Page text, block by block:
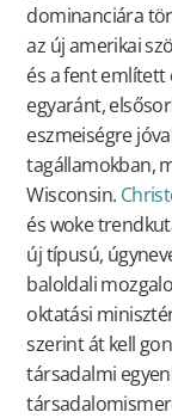
dominanciára
az új amerikai
és a fent
egyaránt,
eszmeiségre
tagállamokban,
Wisconsin.
és woke
új típusú,
baloldali
oktatási
szerint át kell
társadalmi